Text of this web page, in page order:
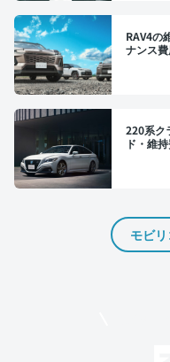
RAV4の
ナンス
220系ク
ド・維
モビ